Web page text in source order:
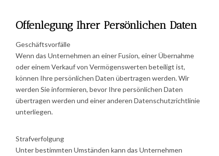
Offenlegung Ihrer Persönlichen Daten
Geschäftsvorfälle
Wenn das Unternehmen an einer Fusion, einer Übernahme
oder einem Verkauf von Vermögenswerten beteiligt ist,
können Ihre persönlichen Daten übertragen werden. Wir
werden Sie informieren, bevor Ihre persönlichen Daten
übertragen werden und einer anderen Datenschutzrichtlinie
unterliegen.
Strafverfolgung
Unter bestimmten Umständen kann das Unternehmen